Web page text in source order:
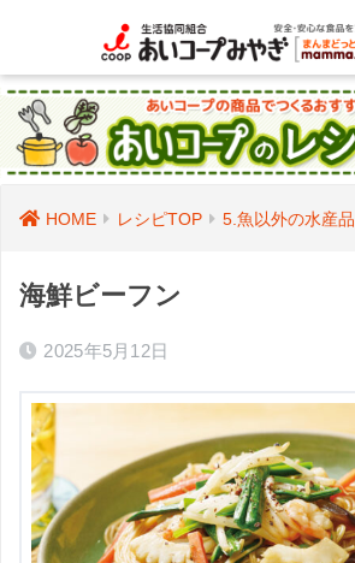
HOME レシピTOP 5.魚以外の水産品
海鮮ビーフン
2025年5月12日